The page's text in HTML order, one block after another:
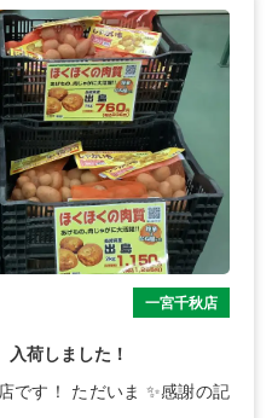
一宮千秋店
荷しました！
です！ ただいま ✨感謝の記